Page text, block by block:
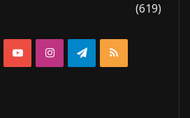
(619)
YouTubeInstagramTelegram
RSS